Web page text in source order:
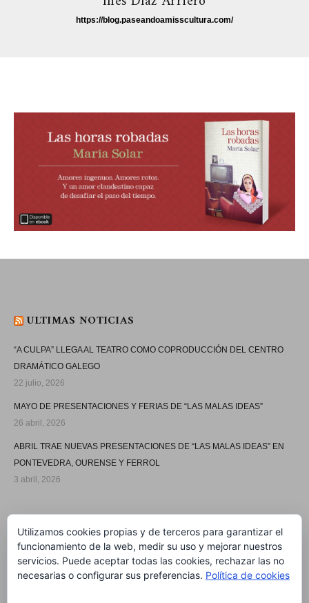
https://blog.paseandoamisscultura.com/
ULTIMAS NOTICIAS
“A CULPA” LLEGA AL TEATRO COMO COPRODUCCIÓN DEL CENTRO
DRAMÁTICO GALEGO
22 julio, 2026
MAYO DE PRESENTACIONES Y FERIAS DE “LAS MALAS IDEAS”
26 abril, 2026
ABRIL TRAE NUEVAS PRESENTACIONES DE “LAS MALAS IDEAS” EN
PONTEVEDRA, OURENSE Y FERROL
3 abril, 2026
Utilizamos cookies propias y de terceros para garantizar el
funcionamiento de la web, medir su uso y mejorar nuestros
servicios. Puede aceptar todas las cookies, rechazar las no
necesarias o configurar sus preferencias. Política de cookies